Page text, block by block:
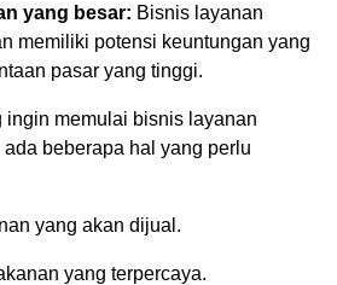
yang besar: Bisnis layanan
memiliki potensi keuntungan yang
pasar yang tinggi.
ingin memulai bisnis layanan
beberapa hal yang perlu
yang akan dijual.
yang terpercaya.